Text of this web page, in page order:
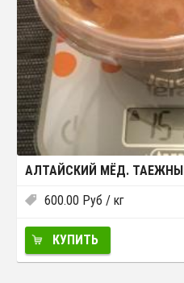
АЛТАЙСКИЙ МЁД.
600.00 Руб / кг
КУПИТЬ